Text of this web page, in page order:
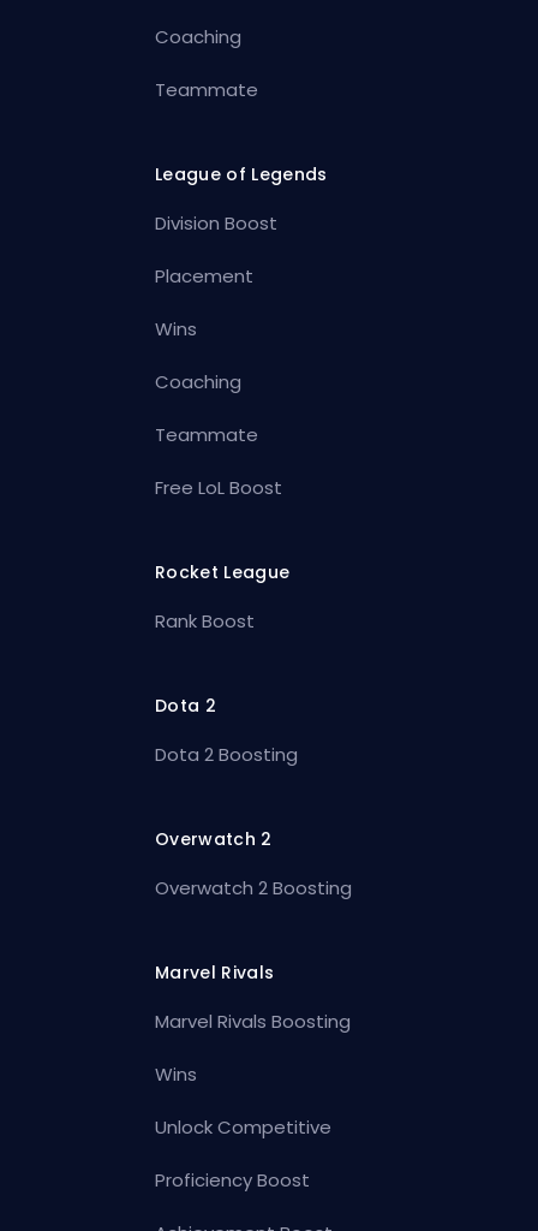
Coaching
Teammate
League of Legends
Division Boost
Placement
Wins
Coaching
Teammate
Free LoL Boost
Rocket League
Rank Boost
Dota 2
Dota 2 Boosting
Overwatch 2
Overwatch 2 Boosting
Marvel Rivals
Marvel Rivals Boosting
Wins
Unlock Competitive
Proficiency Boost